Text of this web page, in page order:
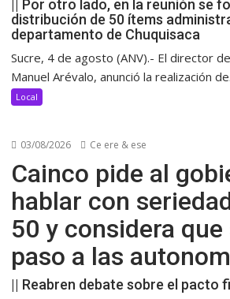
|| Por otro lado, en la reunión se
distribución de 50 ítems
departamento de Chuquisaca
Sucre, 4 de agosto (ANV).- El director
Manuel Arévalo, anunció la realización
Local
03/08/2026 Ce ere & ese
Cainco pide al
hablar con
50 y considera que
paso a las
|| Reabren debate sobre el pacto